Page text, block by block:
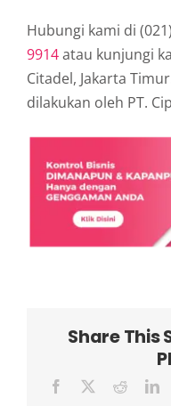
Hubungi kami di
9914atau kunjungi
Citadel, Jakarta
dilakukan oleh PT.
Share This
Facebook Reddit